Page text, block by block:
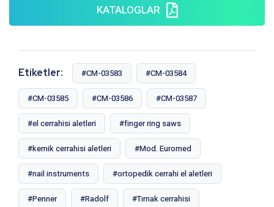
KATALOGLAR
Etiketler: #CM-03583 #CM-03584
#CM-03585 #CM-03586 #CM-03587
#el cerrahisi aletleri #finger ring saws
#kemik cerrahisi aletleri #Mod. Euromed
#nail instruments #ortopedik cerrahi el aletleri
#Penner #Radolf #Tırnak cerrahisi